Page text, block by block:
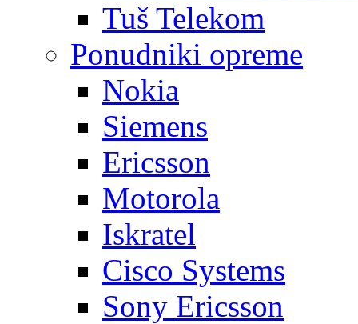
Tuš Telekom
Ponudniki opreme
Nokia
Siemens
Ericsson
Motorola
Iskratel
Cisco Systems
Sony Ericsson